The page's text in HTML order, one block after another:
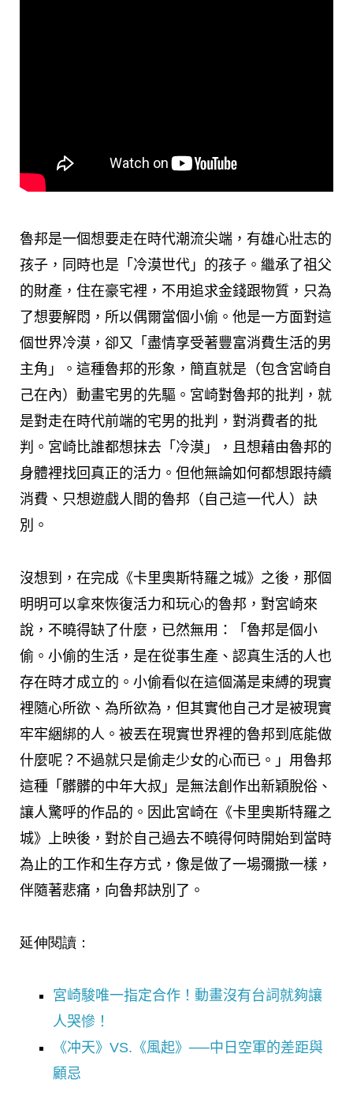
魯邦是一個想要走在時代潮流尖端，有雄心壯志的
孩子，同時也是「冷漠世代」的孩子。繼承了祖父
的財產，住在豪宅裡，不用追求金錢跟物質，只為
了想要解悶，所以偶爾當個小偷。他是一方面對這
個世界冷漠，卻又「盡情享受著豐富消費生活的男
主角」。這種魯邦的形象，簡直就是（包含宮崎自
己在內）動畫宅男的先驅。宮崎對魯邦的批判，就
是對走在時代前端的宅男的批判，對消費者的批
判。宮崎比誰都想抹去「冷漠」，且想藉由魯邦的
身體裡找回真正的活力。但他無論如何都想跟持續
消費、只想遊戲人間的魯邦（自己這一代人）訣
別。
沒想到，在完成《卡里奧斯特羅之城》之後，那個
明明可以拿來恢復活力和玩心的魯邦，對宮崎來
說，不曉得缺了什麼，已然無用：「魯邦是個小
偷。小偷的生活，是在從事生產、認真生活的人也
存在時才成立的。小偷看似在這個滿是束縛的現實
裡隨心所欲、為所欲為，但其實他自己才是被現實
牢牢綑綁的人。被丟在現實世界裡的魯邦到底能做
什麼呢？不過就只是偷走少女的心而已。」用魯邦
這種「髒髒的中年大叔」是無法創作出新穎脫俗、
讓人驚呼的作品的。因此宮崎在《卡里奧斯特羅之
城》上映後，對於自己過去不曉得何時開始到當時
為止的工作和生存方式，像是做了一場彌撒一樣，
伴隨著悲痛，向魯邦訣別了。
延伸閱讀：
宮崎駿唯一指定合作！動畫沒有台詞就夠讓
人哭慘！
《冲天》VS.《風起》──中日空軍的差距與
顧忌